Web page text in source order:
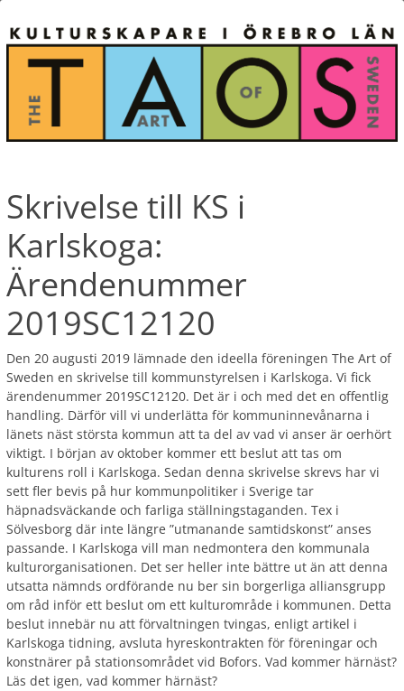
Skrivelse till KS i
Karlskoga:
Ärendenummer
2019SC12120
Den 20 augusti 2019 lämnade den ideella föreningen The Art of
Sweden en skrivelse till kommunstyrelsen i Karlskoga. Vi fick
ärendenummer 2019SC12120. Det är i och med det en offentlig
handling. Därför vill vi underlätta för kommuninnevånarna i
länets näst största kommun att ta del av vad vi anser är oerhört
viktigt. I början av oktober kommer ett beslut att tas om
kulturens roll i Karlskoga. Sedan denna skrivelse skrevs har vi
sett fler bevis på hur kommunpolitiker i Sverige tar
häpnadsväckande och farliga ställningstaganden. Tex i
Sölvesborg där inte längre ”utmanande samtidskonst” anses
passande. I Karlskoga vill man nedmontera den kommunala
kulturorganisationen. Det ser heller inte bättre ut än att denna
utsatta nämnds ordförande nu ber sin borgerliga alliansgrupp
om råd inför ett beslut om ett kulturområde i kommunen. Detta
beslut innebär nu att förvaltningen tvingas, enligt artikel i
Karlskoga tidning, avsluta hyreskontrakten för föreningar och
konstnärer på stationsområdet vid Bofors. Vad kommer härnäst?
Läs det igen, vad kommer härnäst?